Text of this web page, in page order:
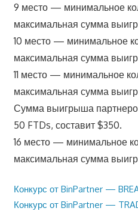
9 место — минимальное
максимальная сумма
10 место — минимальное
максимальная сумма
11 место — минимальное
максимальная сумма
Сумма выигрыша
50 FTDs, составит $350.
16 место — минимальное
максимальная сумма
Навигация
Предыдущая
запись:
Конкурс от BinPartner —
Следующая
Конкурс от BinPartner —